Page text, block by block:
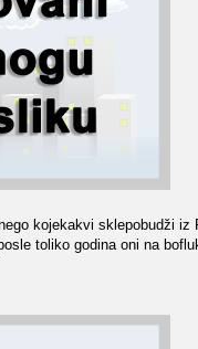
kojekakvi sklepobudži
toliko godina oni na